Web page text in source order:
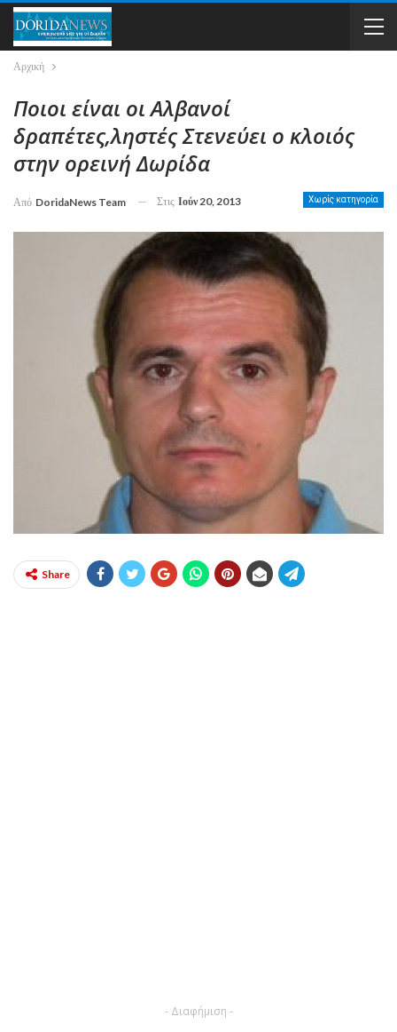
Αρχική
Ποιοι είναι οι Αλβανοί
δραπέτες,ληστές Στενεύει ο κλοιός
στην ορεινή Δωρίδα
Χωρίς κατηγορία
Από DoridaNews Team Στις Ιούν 20, 2013
Share
- Διαφήμιση -